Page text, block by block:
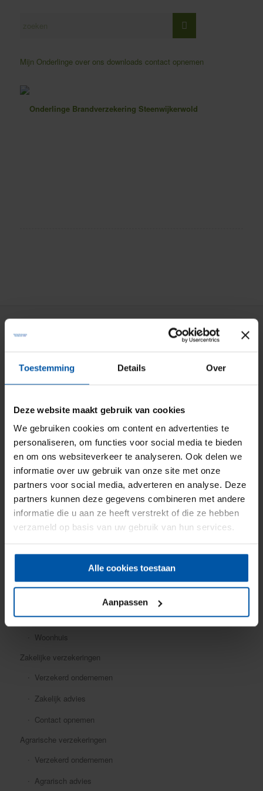
Toestemming Details Over
Deze website maakt gebruik van cookies
We gebruiken cookies om content en advertenties te
personaliseren, om functies voor social media te bieden
en om ons websiteverkeer te analyseren. Ook delen we
informatie over uw gebruik van onze site met onze
partners voor social media, adverteren en analyse. Deze
partners kunnen deze gegevens combineren met andere
informatie die u aan ze heeft verstrekt of die ze hebben
verzameld op basis van uw gebruik van hun services.
Alle cookies toestaan
Aanpassen
Mijn Onderlinge over ons downloads contact opnemen
Aansprakelijkheid
Auto
Bromfiets
Caravan
Doorlopende reis
Fiets
Inboedel
Kostbaarheden
Mobiele dekking
Oldtimer
Verkeersschadeverzekering
Woonhuis
Zakelijke verzekeringen
Verzekerd ondernemen
Zakelijk advies
Contact opnemen
Agrarische verzekeringen
Verzekerd ondernemen
Agrarisch advies